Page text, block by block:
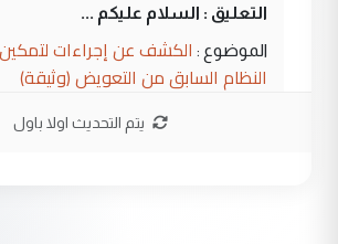
التعليق : السلام عليكم ...
الموضوع : الكشف عن إجراءات
النظام السابق من التعويض (وثيقة)
محمد حسين عبد الكريم حسين
يتم التحديث اولا باول